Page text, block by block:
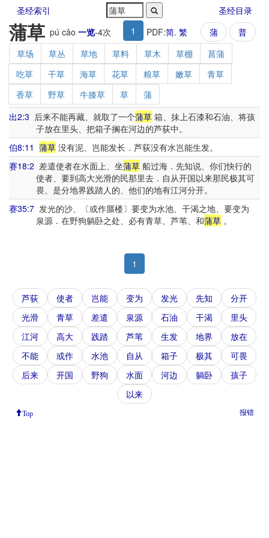
圣经索引 圣经目录
蒲草 pú cǎo 一览-4次 1 PDF:简. 繁 蒲
普
草场
草丛 草地 草料 草木 草棚
菖蒲
吃草
干草 海草 花草 粮草 嫩草
青草
香草
野草 牛膝草 草
蒲
出2:3 后来不能再藏、就取了一个蒲草 箱、抹上石漆和石油、将孩
子放在里头、把箱子搁在河边的芦荻中。
伯8:11 蒲草 没有泥、岂能发长．芦荻没有水岂能生发。
赛18:2 差遣使者在水面上、坐蒲草 船过海．先知说、你们快行的
使者、要到高大光滑的民那里去．自从开国以来那民极其可
畏、是分地界践踏人的、他们的地有江河分开。
赛35:7 发光的沙、〔或作蜃楼〕要变为水池、干渴之地、要变为
泉源．在野狗躺卧之处、必有青草、芦苇、和蒲草。
1
芦荻 使者 岂能 变为 发光 先知
分开
光滑
青草 差遣 泉源 石油 干渴
里头
江河
高大 践踏 芦苇 生发 地界
放在
不能
或作 水池 自从 箱子 极其
可畏
后来
开国 野狗 水面 河边 躺卧
孩子
以来
Top 报错